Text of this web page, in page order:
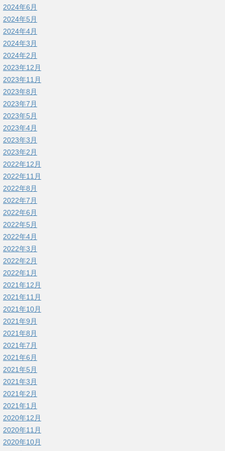
2024年6月
2024年5月
2024年4月
2024年3月
2024年2月
2023年12月
2023年11月
2023年8月
2023年7月
2023年5月
2023年4月
2023年3月
2023年2月
2022年12月
2022年11月
2022年8月
2022年7月
2022年6月
2022年5月
2022年4月
2022年3月
2022年2月
2022年1月
2021年12月
2021年11月
2021年10月
2021年9月
2021年8月
2021年7月
2021年6月
2021年5月
2021年3月
2021年2月
2021年1月
2020年12月
2020年11月
2020年10月